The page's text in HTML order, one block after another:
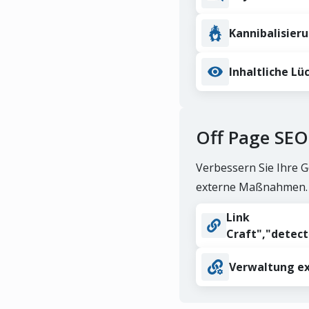
Sie
Inhaltliche
Off Page SEO
Verbessern Sie Ihre
externe Maßnahmen.
Link
Verwaltung